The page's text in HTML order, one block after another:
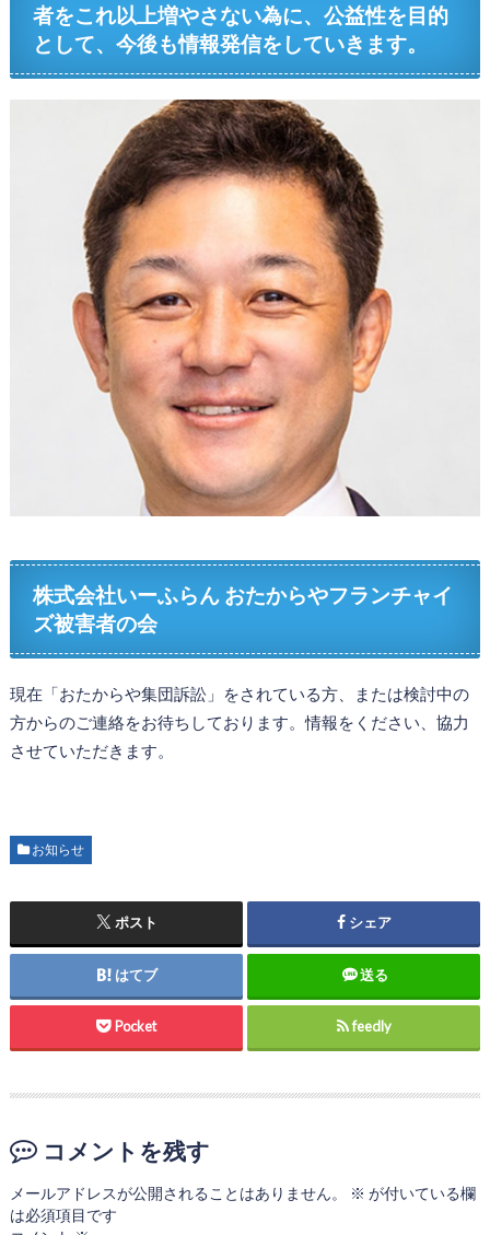
者をこれ以上増やさない為に、公益性を目的
として、今後も情報発信をしていきます。
株式会社いーふらん おたからやフランチャイ
ズ被害者の会
現在「おたからや集団訴訟」をされている方、または検討中の
方からのご連絡をお待ちしております。情報をください、協力
させていただきます。
お知らせ
ポスト シェア
はてブ 送る
Pocket feedly
コメントを残す
メールアドレスが公開されることはありません。 ※ が付いている欄
は必須項目です